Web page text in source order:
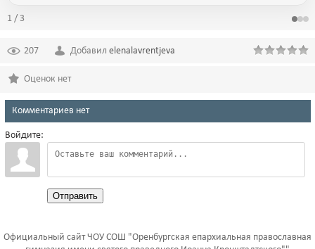
1 / 3
207 Добавил elenalavrentjeva
Оценок нет
Комментариев нет
Войдите:
Отправить
Официальный сайт ЧОУ СОШ "Оренбургская епархиальная православная